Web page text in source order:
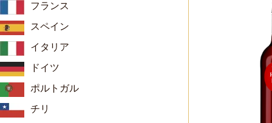
フランス
スペイン
イタリア
ドイツ
ポルトガル
チリ